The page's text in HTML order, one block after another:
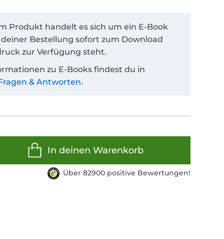
Produkt handelt es sich um ein E-Book
Bestellung sofort zum Download
zur Verfügung steht.
zu E-Books findest du in
& Antworten.
In deinen Warenkorb
Über 82900 positive Bewertungen!